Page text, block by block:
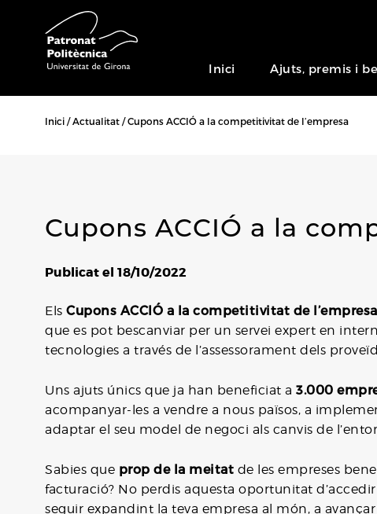
Inici Ajuts, premis i
Inici Actualitat Cupons ACCIÓ a la competitivitat de l’empresa
Cupons ACCIÓ a la
Publicat el 18/10/2022
Els Cupons ACCIÓ a la competitivitat de l’empresa
que es pot bescanviar per un servei expert en
tecnologies a través de l’assessorament dels
Uns ajuts únics que ja han beneficiat a 3.000
acompanyar-les a vendre a nous països, a
adaptar el seu model de negoci als canvis de
Sabies que prop de la meitat de les empreses
facturació? No perdis aquesta oportunitat
seguir expandint la teva empresa al món, a